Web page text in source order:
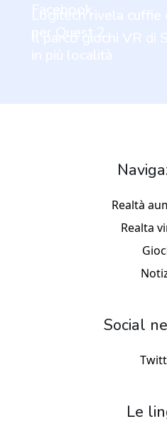
Realtà
Realta
Social
Le